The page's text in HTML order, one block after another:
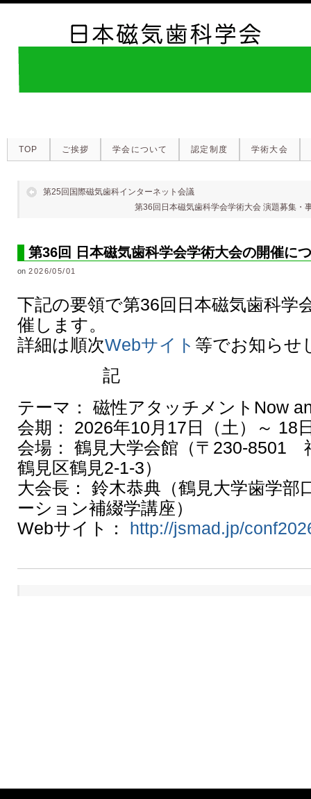
TOP ご挨拶 学会について 認定制度 学術大会
第25回国際磁気歯科インターネット会議
第36回日本磁気歯科学会学術大会 演題募集・
第36回 日本磁気歯科学会学術大会の開催に
on 2026/05/01
下記の要領で第36回日本磁気歯科学
催します。
詳細は順次Webサイト 等でお知らせ
記
テーマ： 磁性アタッチメントNow
会期： 2026年10月17日（土）～ 18
会場： 鶴見大学会館（〒230-8501
鶴見区鶴見2-1-3）
大会長： 鈴木恭典（鶴見大学歯学部
ーション補綴学講座）
Webサイト： http://jsmad.jp/